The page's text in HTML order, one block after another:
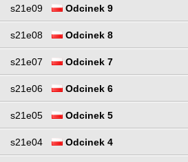
s21e09 Odcinek 9
s21e08 Odcinek 8
s21e07 Odcinek 7
s21e06 Odcinek 6
s21e05 Odcinek 5
s21e04 Odcinek 4